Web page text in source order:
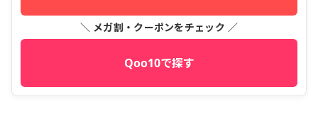
＼ メガ割・クーポンをチェック ／
Qoo10で探す